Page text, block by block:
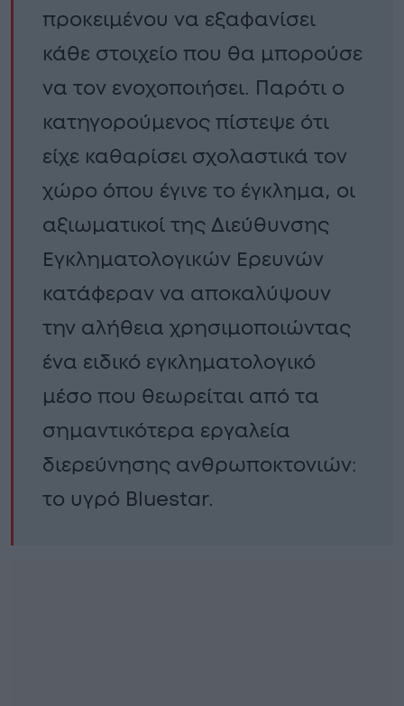
προκειμένου να εξαφανίσει
κάθε στοιχείο που θα μπορούσε
να τον ενοχοποιήσει. Παρότι ο
κατηγορούμενος πίστεψε ότι
είχε καθαρίσει σχολαστικά τον
χώρο όπου έγινε το έγκλημα, οι
αξιωματικοί της Διεύθυνσης
Εγκληματολογικών Ερευνών
κατάφεραν να αποκαλύψουν
την αλήθεια χρησιμοποιώντας
ένα ειδικό εγκληματολογικό
μέσο που θεωρείται από τα
σημαντικότερα εργαλεία
διερεύνησης ανθρωποκτονιών:
το υγρό Bluestar.